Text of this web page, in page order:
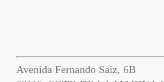
Avenida Fernando Saiz, 6B